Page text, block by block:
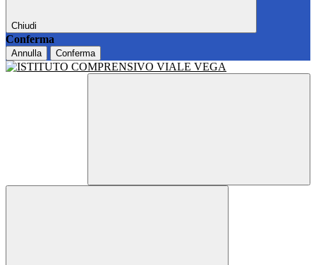
Chiudi
Conferma
Annulla Conferma